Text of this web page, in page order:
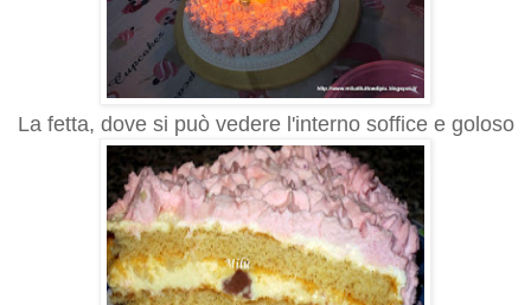
La fetta, dove si può vedere l'interno soffice e goloso